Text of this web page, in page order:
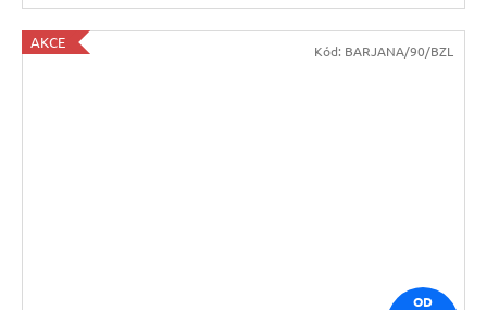
AKCE
OD
Kód: BARJANA/90/BZL